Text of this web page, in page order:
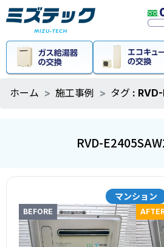
ホーム 施工事例 タグ :
RVD-
マンション
BEFORE